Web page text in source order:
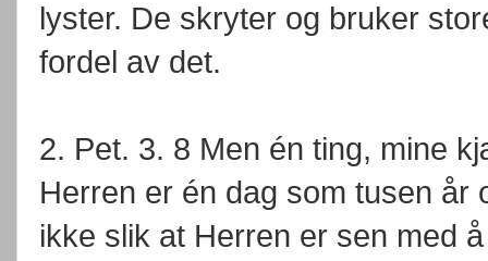
lyster. De skryter og bruker
fordel av det.
2. Pet. 3. 8 Men én ting, mine
Herren er én dag som tusen år
ikke slik at Herren er sen med